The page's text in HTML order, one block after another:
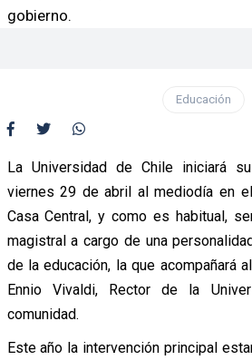
gobierno.
Educación
La Universidad de Chile iniciará
viernes 29 de abril al mediodía en
Casa Central, y como es habitual,
magistral a cargo de una
de la educación, la que acompañará
Ennio Vivaldi, Rector de la
comunidad.
Este año la intervención principal